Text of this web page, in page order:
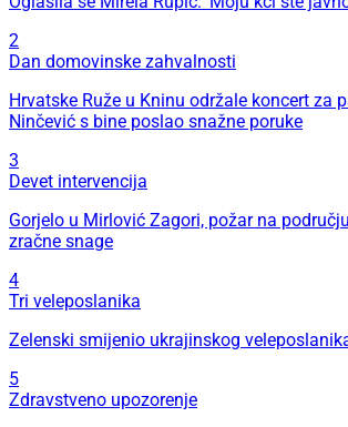
2
Dan domovinske zahvalnosti
Hrvatske Ruže u Kninu održale koncert za
Ninčević s bine poslao snažne poruke
3
Devet intervencija
Gorjelo u Mirlović Zagori, požar na
zračne snage
4
Tri veleposlanika
Zelenski smijenio ukrajinskog
5
Zdravstveno upozorenje